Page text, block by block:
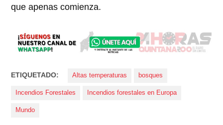
que apenas comienza.
ETIQUETADO: Altas temperaturas bosques
Incendios Forestales Incendios forestales en Europa
Mundo